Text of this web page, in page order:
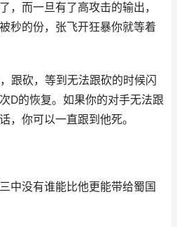
，而一旦有了高攻击的输出，
秒的份，张飞开狂暴你就等着
跟砍，等到无法跟砍的时候闪
D的恢复。如果你的对手无法跟
，你可以一直跟到他死。
中没有谁能比他更能带给蜀国